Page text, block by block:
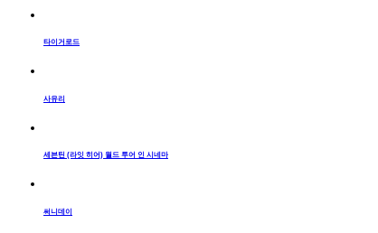
타이거로드
사유리
세븐틴 (라잇 히어) 월드 투어 인 시네마
써니데이